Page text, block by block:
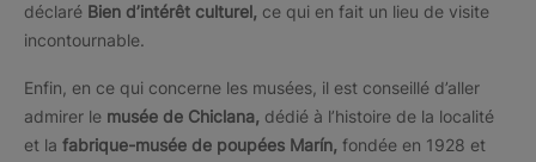
déclaré Bien d’intérêt culturel, ce qui en fait un lieu de visite
incontournable.
Enfin, en ce qui concerne les musées, il est conseillé d’aller
admirer le musée de Chiclana, dédié à l’histoire de la localité
et la fabrique-musée de poupées Marín, fondée en 1928 et